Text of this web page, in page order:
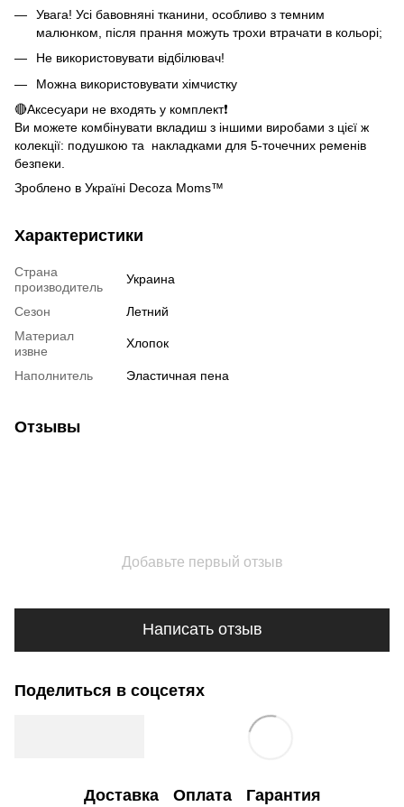
Увага! Усі бавовняні тканини, особливо з темним
малюнком, після прання можуть трохи втрачати в кольорі;
Не використовувати відбілювач!
Можна використовувати хімчистку
🔴Аксесуари не входять у комплект❗️
Ви можете комбінувати вкладиш з іншими виробами з цієї ж
колекції: подушкою та накладками для 5-точечних ременів
безпеки.
Зроблено в Україні Decoza Moms™
Характеристики
Страна
производитель
Украина
Сезон
Летний
Материал
извне
Хлопок
Наполнитель Эластичная пена
Отзывы
Добавьте первый отзыв
Написать отзыв
Поделиться в соцсетях
Доставка Оплата Гарантия